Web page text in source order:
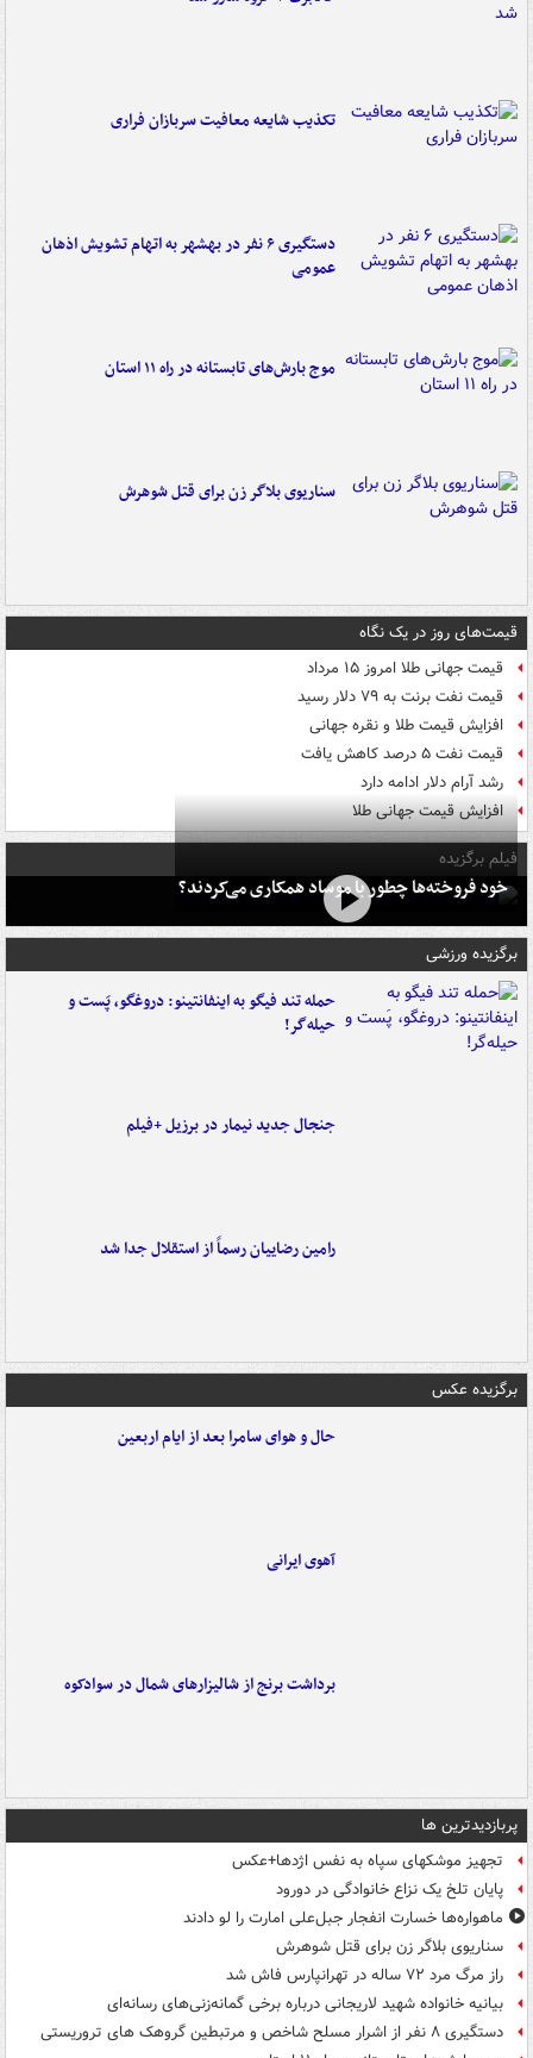
تکذیب شایعه معافیت سربازان فراری
دستگیری ۶ نفر در بهشهر به اتهام تشویش اذهان
عمومی
موج بارش‌های تابستانه در راه ۱۱ استان
سناریوی بلاگر زن برای قتل شوهرش
قیمت‌های روز در یک نگاه
قیمت جهانی طلا امروز ۱۵ مرداد
قیمت نفت برنت به ۷۹ دلار رسید
افزایش قیمت طلا و نقره جهانی
قیمت نفت ۵ درصد کاهش یافت
رشد آرام دلار ادامه دارد
افزایش قیمت جهانی طلا
فیلم برگزیده
خود فروخته‌ها چطور با موساد همکاری می‌کردند؟
برگزیده ورزشی
حمله تند فیگو به اینفانتینو: دروغگو، پَست‌ و
حیله‌گر!
جنجال جدید نیمار در برزیل +فیلم
رامین رضاییان رسماً از استقلال جدا شد
برگزیده عکس
حال و هوای سامرا بعد از ایام اربعین
آهوی ایرانی
برداشت برنج از شالیزارهای شمال در سوادکوه
پربازدیدترین ها
تجهیز موشکهای سپاه به نفس اژدها+عکس
پایان تلخ یک نزاع خانوادگی در دورود
ماهواره‌ها خسارت انفجار جبل‌علی امارت را لو دادند
سناریوی بلاگر زن برای قتل شوهرش
راز مرگ مرد ۷۲ ساله در تهرانپارس فاش شد
بیانیه خانواده شهید لاریجانی درباره برخی گمانه‌زنی‌های رسانه‌ای
دستگیری ۸ نفر از اشرار مسلح شاخص و مرتبطین گروهک های تروریستی